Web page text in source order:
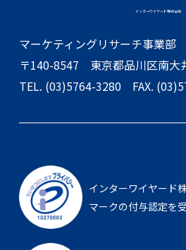
インターワイヤード株式会社
マーケティングリサーチ事業部
〒140-8547 東京都品川区南
TEL. (03)5764-3280 FAX.
インターワイヤード
マークの付与認定を